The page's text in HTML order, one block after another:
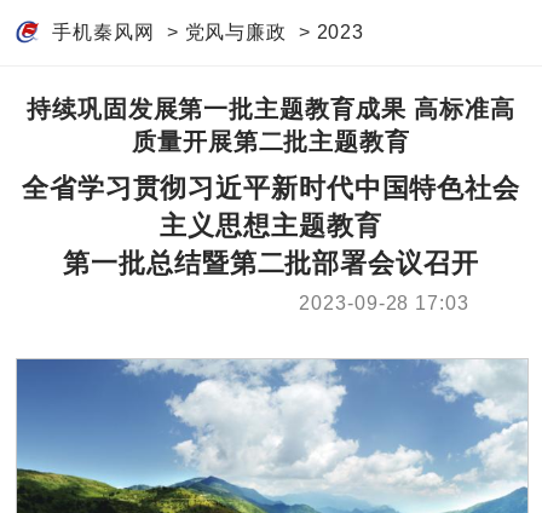
手机秦风网 > 党风与廉政 > 2023
持续巩固发展第一批主题教育成果 高标准高
质量开展第二批主题教育
全省学习贯彻习近平新时代中国特色社会
主义思想主题教育
第一批总结暨第二批部署会议召开
2023-09-28 17:03